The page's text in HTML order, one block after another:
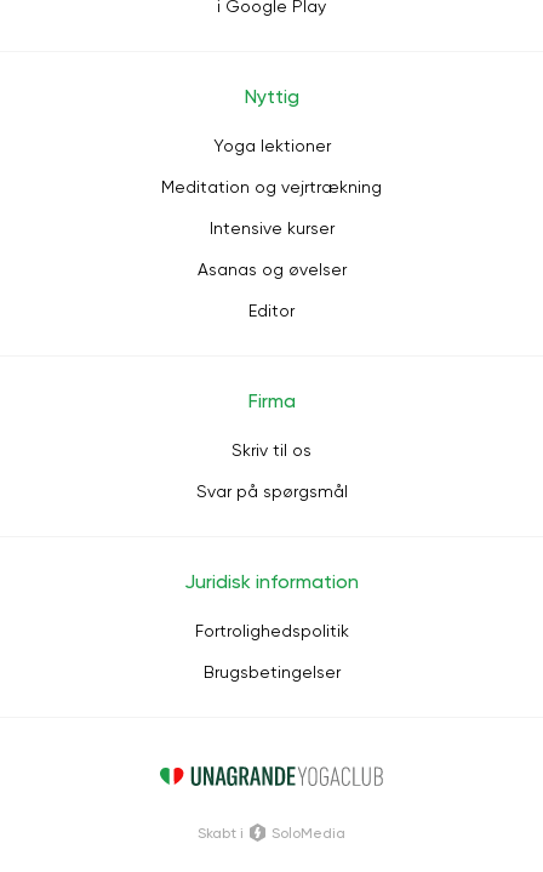
i Google Play
Nyttig
Yoga lektioner
Meditation og vejrtrækning
Intensive kurser
Asanas og øvelser
Editor
Firma
Skriv til os
Svar på spørgsmål
Juridisk information
Fortrolighedspolitik
Brugsbetingelser
Skabt i SoloMedia